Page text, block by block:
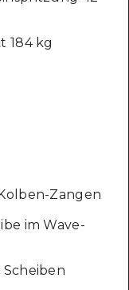
184 kg
Zangen
im Wave-